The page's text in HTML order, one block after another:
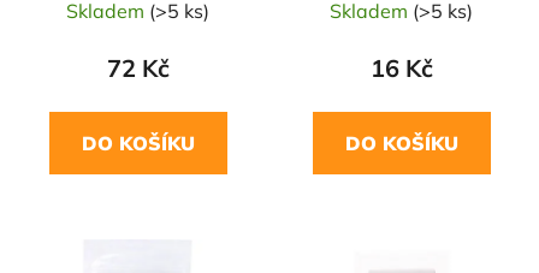
Skladem (>5 ks)
72 Kč
DO KOŠÍKU
Skladem (>5 ks)
16 Kč
DO KOŠÍKU